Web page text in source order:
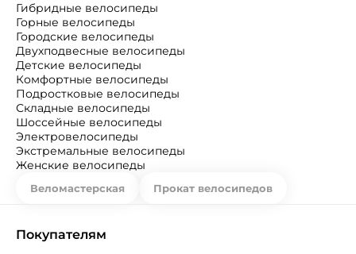
Гибридные велосипеды
Горные велосипеды
Городские велосипеды
Двухподвесные велосипеды
Детские велосипеды
Комфортные велосипеды
Подростковые велосипеды
Складные велосипеды
Шоссейные велосипеды
Электровелосипеды
Экстремальные велосипеды
Женские велосипеды
Веломастерская Прокат велосипедов
Покупателям